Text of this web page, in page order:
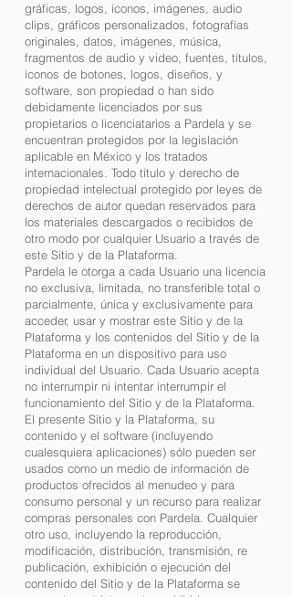
gráficas, logos, íconos, imágenes, audio
clips, gráficos personalizados, fotografías
originales, datos, imágenes, música,
fragmentos de audio y video, fuentes, títulos,
íconos de botones, logos, diseños, y
software, son propiedad o han sido
debidamente licenciados por sus
propietarios o licenciatarios a Pardela y se
encuentran protegidos por la legislación
aplicable en México y los tratados
internacionales. Todo título y derecho de
propiedad intelectual protegido por leyes de
derechos de autor quedan reservados para
los materiales descargados o recibidos de
otro modo por cualquier Usuario a través de
este Sitio y de la Plataforma.
Pardela le otorga a cada Usuario una licencia
no exclusiva, limitada, no transferible total o
parcialmente, única y exclusivamente para
acceder, usar y mostrar este Sitio y de la
Plataforma y los contenidos del Sitio y de la
Plataforma en un dispositivo para uso
individual del Usuario. Cada Usuario acepta
no interrumpir ni intentar interrumpir el
funcionamiento del Sitio y de la Plataforma.
El presente Sitio y la Plataforma, su
contenido y el software (incluyendo
cualesquiera aplicaciones) sólo pueden ser
usados como un medio de información de
productos ofrecidos al menudeo y para
consumo personal y un recurso para realizar
compras personales con Pardela. Cualquier
otro uso, incluyendo la reproducción,
modificación, distribución, transmisión, re
publicación, exhibición o ejecución del
contenido del Sitio y de la Plataforma se